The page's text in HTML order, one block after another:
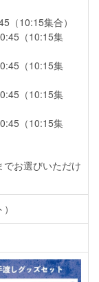
（10:15集合）
（10:15集
（10:15集
（10:15集
（10:15集
お選びいただけ